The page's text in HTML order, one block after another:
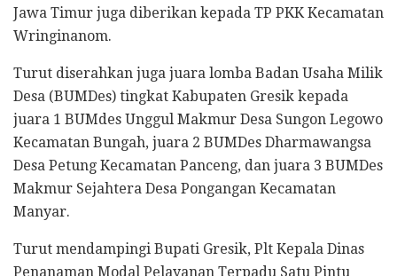
Jawa Timur juga diberikan kepada TP PKK Kecamatan
Wringinanom.
Turut diserahkan juga juara lomba Badan Usaha Milik
Desa (BUMDes) tingkat Kabupaten Gresik kepada
juara 1 BUMdes Unggul Makmur Desa Sungon Legowo
Kecamatan Bungah, juara 2 BUMDes Dharmawangsa
Desa Petung Kecamatan Panceng, dan juara 3 BUMDes
Makmur Sejahtera Desa Pongangan Kecamatan
Manyar.
Turut mendampingi Bupati Gresik, Plt Kepala Dinas
Penanaman Modal Pelayanan Terpadu Satu Pintu